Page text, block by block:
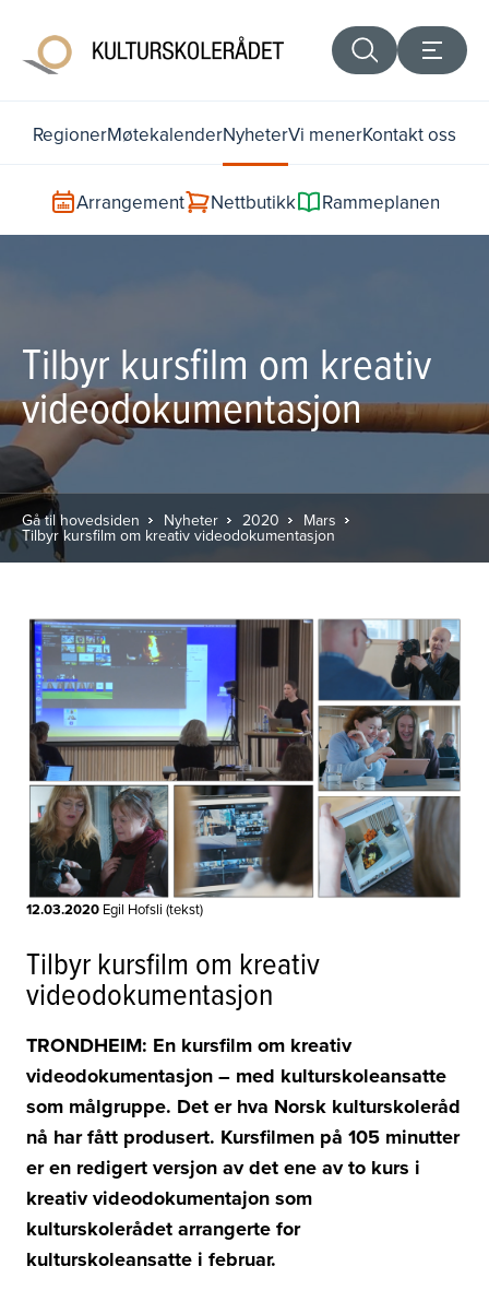
RegionerMøtekalenderNyheterVi menerKontakt oss
Arrangement Nettbutikk Rammeplanen
Tilbyr kursfilm om kreativ
videodokumentasjon
Gå til hovedsiden Nyheter 2020 Mars
Tilbyr kursfilm om kreativ videodokumentasjon
12.03.2020 Egil Hofsli (tekst)
Tilbyr kursfilm om kreativ
videodokumentasjon
TRONDHEIM: En kursfilm om kreativ
videodokumentasjon – med kulturskoleansatte
som målgruppe. Det er hva Norsk kulturskoleråd
nå har fått produsert. Kursfilmen på 105 minutter
er en redigert versjon av det ene av to kurs i
kreativ videodokumentajon som
kulturskolerådet arrangerte for
kulturskoleansatte i februar.